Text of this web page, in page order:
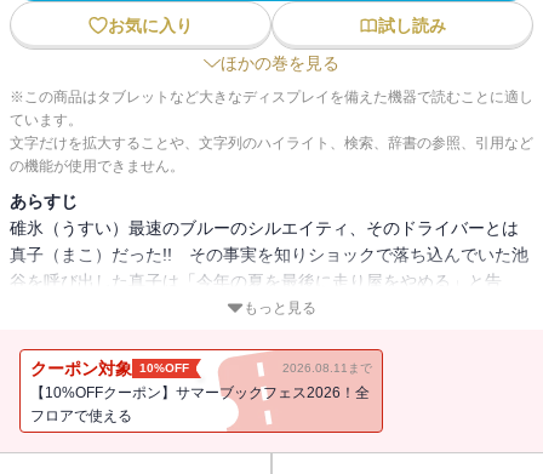
お気に入り
試し読み
ほかの巻を見る
※この商品はタブレットなど大きなディスプレイを備えた機器で読むことに適し
ています。
文字だけを拡大することや、文字列のハイライト、検索、辞書の参照、引用など
の機能が使用できません。
あらすじ
碓氷（うすい）最速のブルーのシルエイティ、そのドライバーとは
真子（まこ）だった!! その事実を知りショックで落ち込んでいた池
谷を呼び出した真子は「今年の夏を最後に走り屋をやめる」と告
白。そして、その前に碓氷峠で秋名最速のハチロクと勝負させてほ
にとってあきらかに不利な勝負の申し出に、池谷の答えは……!?
もっと見る
クーポン対象 10%OFF 2026.08.11まで
【10%OFFクーポン】サマーブックフェス2026！全
フロアで使える